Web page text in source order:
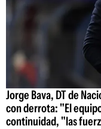
Jorge Bava, DT de
con derrota: "El
continuidad, "las